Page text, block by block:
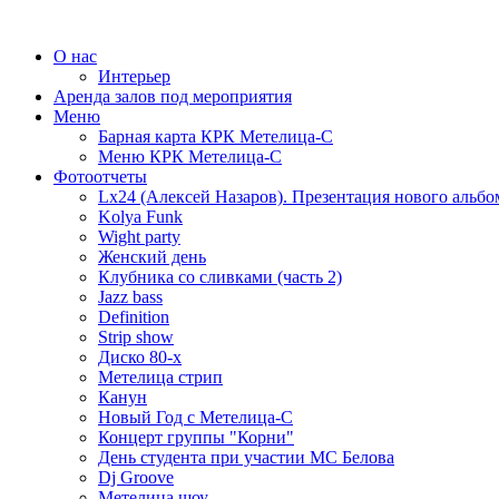
О нас
Интерьер
Аренда залов под мероприятия
Меню
Барная карта КРК Метелица-С
Меню КРК Метелица-С
Фотоотчеты
Lx24 (Алексей Назаров). Презентация нового
Kolya Funk
Wight party
Женский день
Клубника со сливками (часть 2)
Jazz bass
Definition
Strip show
Диско 80-х
Метелица стрип
Канун
Новый Год с Метелица-С
Концерт группы "Корни"
День студента при участии МС Белова
Dj Groove